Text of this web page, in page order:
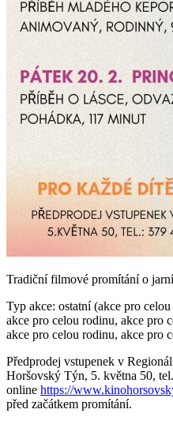
Tradiční filmové promítání o
Typ akce: ostatní (akce pro
akce pro celou rodinu, akce pro
akce pro celou rodinu, akce pro
Předprodej vstupenek v
Horšovský Týn, 5. května 50,
online https://
před začátkem promítání.